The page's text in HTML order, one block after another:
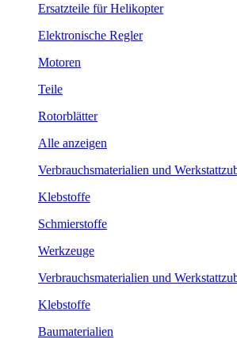
Ersatzteile für Helikopter
Elektronische Regler
Motoren
Teile
Rotorblätter
Alle anzeigen
Verbrauchsmaterialien und
Klebstoffe
Schmierstoffe
Werkzeuge
Verbrauchsmaterialien und
Klebstoffe
Baumaterialien